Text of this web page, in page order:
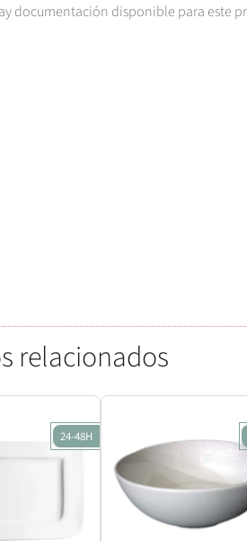
documentación disponible para este
relacionados
24-48H